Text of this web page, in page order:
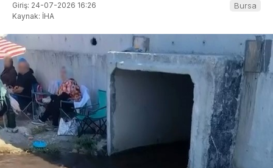
Giriş: 24-07-2026 16:26
Kaynak: İHA
Bursa